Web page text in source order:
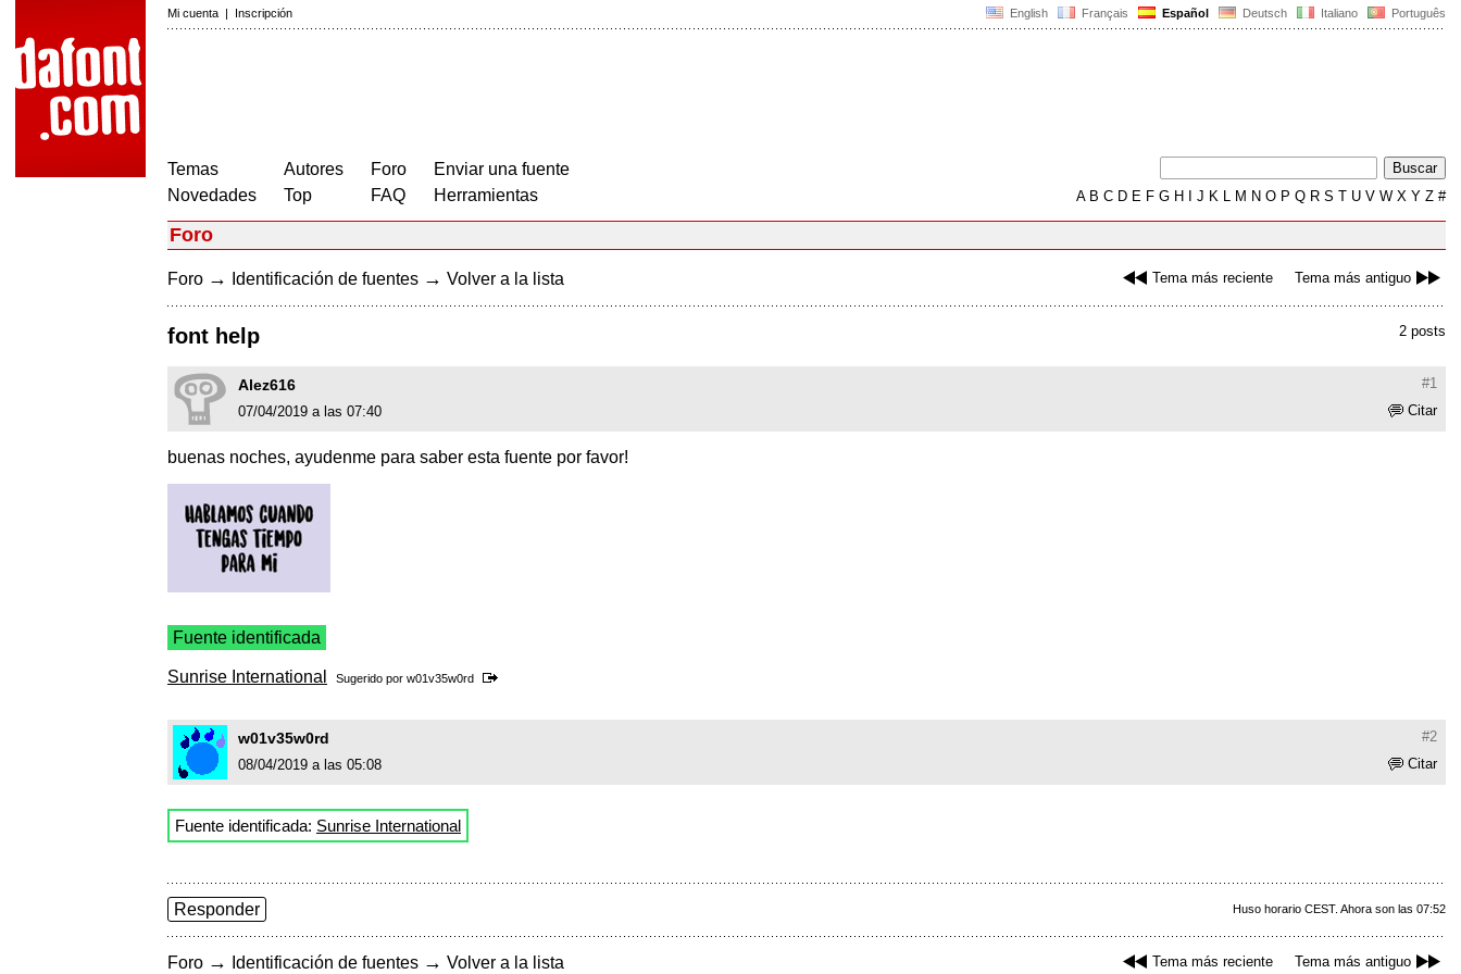
English Français Español Deutsch Italiano Português
Mi cuenta | Inscripción
Temas
Novedades
Autores
Top
Foro
FAQ
Enviar una fuente
Herramientas
AB C D E F G H J K L M N O P Q R S T U V W X Y Z #
Foro
Tema más reciente Tema más antiguo
Foro → Identificación de fuentes → Volver a la lista
2 posts
font help
#1
Alez616
Citar
07/04/2019 a las 07:40
buenas noches, ayudenme para saber esta fuente por favor!
Fuente identificada
Sunrise International Sugerido por w01v35w0rd
#2
w01v35w0rd
Citar
08/04/2019 a las 05:08
Fuente identificada: Sunrise International
Huso horario CEST. Ahora son las 07:52
Responder
Tema más reciente Tema más antiguo
Foro → Identificación de fuentes → Volver a la lista